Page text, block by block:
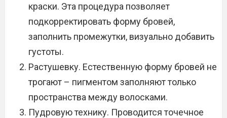
краски. Эта процедура позволяет
подкорректировать форму бровей,
заполнить промежутки, визуально добавить
густоты.
Растушевку. Естественную форму бровей не
трогают – пигментом заполняют только
пространства между волосками.
Пудровую технику. Проводится точечное